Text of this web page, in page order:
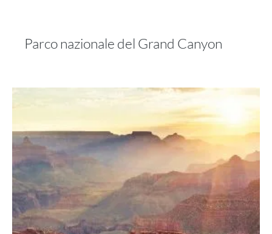
Parco nazionale del Grand Canyon